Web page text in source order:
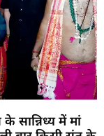
के सान्निध्य में मां